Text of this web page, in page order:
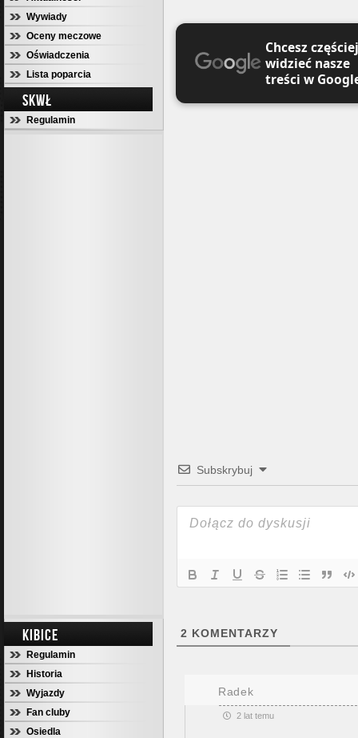
Wywiady
Oceny meczowe
Oświadczenia
Lista poparcia
SKWŁ
Regulamin
KIBICE
Regulamin
Historia
Wyjazdy
Fan cluby
Osiedla
Chcesz częściej
widzieć nasze
treści w
Subskrybuj
2 KOMENTARZY
Radek
2 lat temu